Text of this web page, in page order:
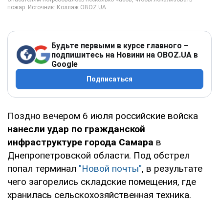
Будьте первыми в курсе главного –
подпишитесь на Новини на OBOZ.UA в
Google
Подписаться
Поздно вечером 6 июля российские войска
нанесли удар по гражданской
инфраструктуре города Самара в
Днепропетровской области. Под обстрел
попал терминал "Новой почты", в результате
чего загорелись складские помещения, где
хранилась сельскохозяйственная техника.